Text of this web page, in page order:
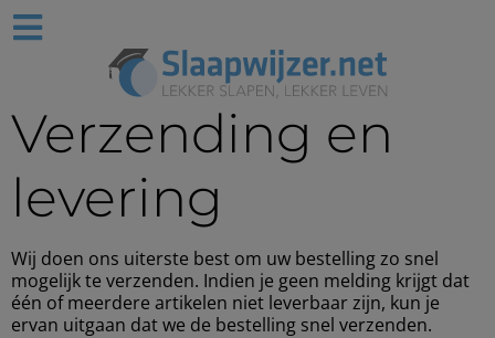
Verzending en
levering
Wij doen ons uiterste best om uw bestelling zo snel
mogelijk te verzenden. Indien je geen melding krijgt dat
één of meerdere artikelen niet leverbaar zijn, kun je
ervan uitgaan dat we de bestelling snel verzenden.